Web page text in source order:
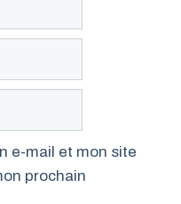
e-mail et mon site
prochain